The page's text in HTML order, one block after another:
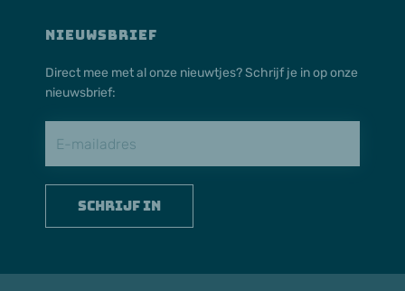
NIEUWSBRIEF
Direct mee met al onze nieuwtjes? Schrijf je in op onze
nieuwsbrief:
Schrijf in